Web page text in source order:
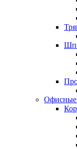
Офисные